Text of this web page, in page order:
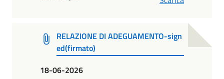
RELAZIONE DI ADEGUAMENTO-sign
ed(firmato)
18-06-2026